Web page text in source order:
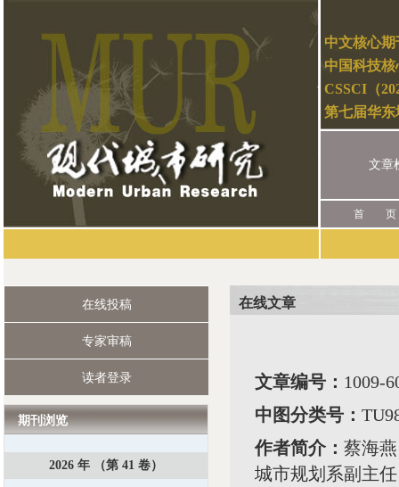
中文核心期
中国科技核
CSSCI（
第七届华
文章
首 页
在线文章
文章编号： 1009-
中图分类号：
作者简介： 蔡海
城市规划系副主
在线投稿
专家审稿
读者登录
期刊浏览
2026 年 （第 41 卷）